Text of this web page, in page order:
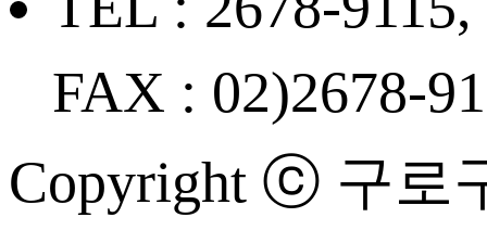
FAX : 02)2678-
Copyright ⓒ 구로